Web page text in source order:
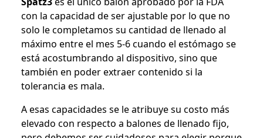
con la capacidad de ser ajustable por lo que no
solo le completamos su cantidad de llenado al
máximo entre el mes 5-6 cuando el estómago se
está acostumbrando al dispositivo, sino que
también en poder extraer contenido si la
tolerancia es mala.
A esas capacidades se le atribuye su costo más
elevado con respecto a balones de llenado fijo,